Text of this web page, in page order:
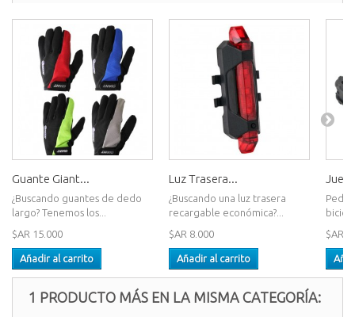
Guante Giant...
¿Buscando guantes de dedo
largo? Tenemos los...
$AR 15.000
Añadir al carrito
Luz Trasera...
¿Buscando una luz trasera
recargable económica?...
$AR 8.000
Añadir al carrito
$AR
1 PRODUCTO MÁS EN LA MISMA CATEGORÍA: